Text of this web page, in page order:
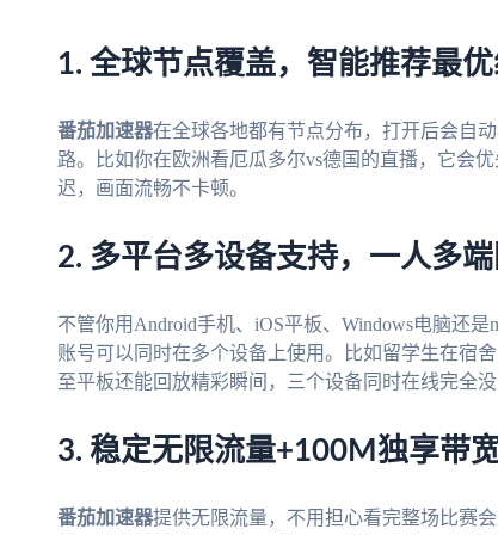
1. 全球节点覆盖，智能推荐最
番茄加速器在全球各地都有节点分布，打开后会自
路。比如你在欧洲看厄瓜多尔vs德国的直播，它会
迟，画面流畅不卡顿。
2. 多平台多设备支持，一人多端
不管你用Android手机、iOS平板、Windows电脑还是
账号可以同时在多个设备上使用。比如留学生在宿
至平板还能回放精彩瞬间，三个设备同时在线完全没
3. 稳定无限流量+100M独享带
番茄加速器提供无限流量，不用担心看完整场比赛